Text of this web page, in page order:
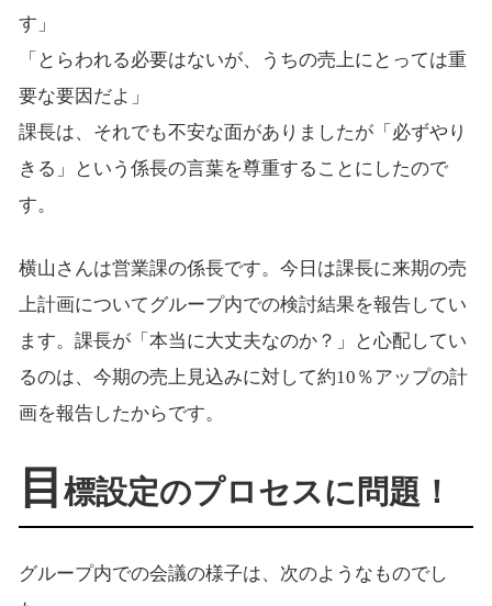
す」
「とらわれる必要はないが、うちの売上にとっては重
要な要因だよ」
課長は、それでも不安な面がありましたが「必ずやり
きる」という係長の言葉を尊重することにしたので
す。
横山さんは営業課の係長です。今日は課長に来期の売
上計画についてグループ内での検討結果を報告してい
ます。課長が「本当に大丈夫なのか？」と心配してい
るのは、今期の売上見込みに対して約10％アップの計
画を報告したからです。
目 標設定のプロセスに問題！
グループ内での会議の様子は、次のようなものでし